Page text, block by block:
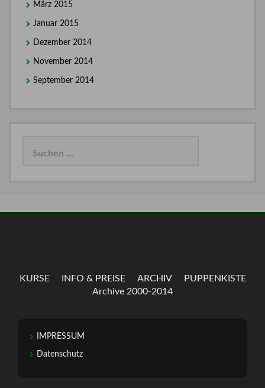
März 2015
Januar 2015
Dezember 2014
November 2014
September 2014
KURSE INFO & PREISE ARCHIV
PUPPENKISTE
Archive 2000-2014
IMPRESSUM
Datenschutz